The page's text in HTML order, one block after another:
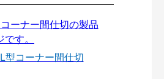
L型コーナー間仕切